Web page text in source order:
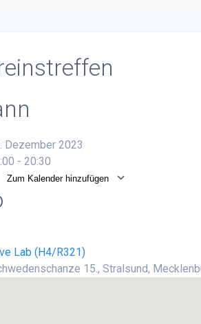
Dezember 2023
- 20:30
Zum Kalender hinzufügen
herunterladen
Lab (H4/R321)
15., Stralsund,